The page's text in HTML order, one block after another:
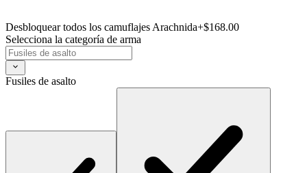
Desbloquear todos los camuflajes Arachnida+$168.00
Selecciona la categoría de arma
Fusiles de asalto